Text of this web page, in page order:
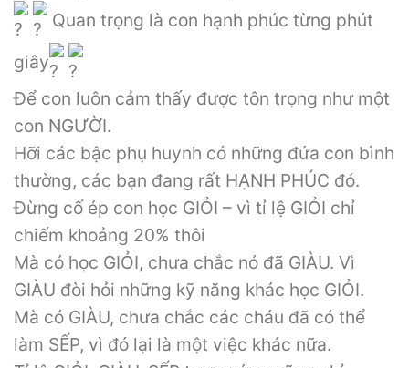
Quan trọng là con hạnh phúc từng phút
giây
Để con luôn cảm thấy được tôn trọng như một
con NGƯỜI.
Hỡi các bậc phụ huynh có những đứa con bình
thường, các bạn đang rất HẠNH PHÚC đó.
Đừng cố ép con học GIỎI – vì tỉ lệ GIỎI chỉ
chiếm khoảng 20% thôi
Mà có học GIỎI, chưa chắc nó đã GIÀU. Vì
GIÀU đòi hỏi những kỹ năng khác học GIỎI.
Mà có GIÀU, chưa chắc các cháu đã có thể
làm SẾP, vì đó lại là một việc khác nữa.